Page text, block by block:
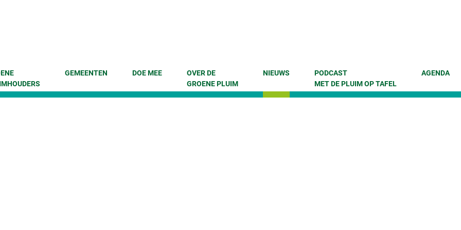
content GEMEENTEN DOE MEE
OVER DE
GROENE PLUIM
NIEUWS
PODCAST
MET DE PLUIM OP TAFEL
AGENDA